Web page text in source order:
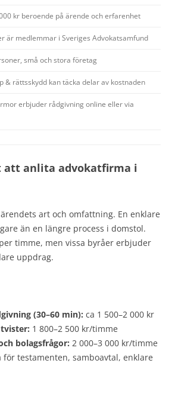
kr beroende på ärende och erfarenhet
är medlemmar i Sveriges Advokatsamfund
små och stora företag
& rättsskydd kan täcka delar av kostnaden
erbjuder rådgivning online eller via
att anlita advokatfirma i
art och omfattning. En enklare
än en längre process i domstol.
timme, men vissa byråer erbjuder
uppdrag.
(30–60 min): ca 1 500–2 000 kr
1 800–2 500 kr/timme
bolagsfrågor: 2 000–3 000 kr/timme
för testamenten, samboavtal, enklare